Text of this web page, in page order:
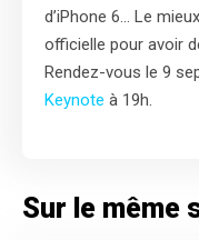
d’iPhone 6… Le
officielle pour avoir
Rendez-vous le 9
Keynote à 19h.
Sur le même